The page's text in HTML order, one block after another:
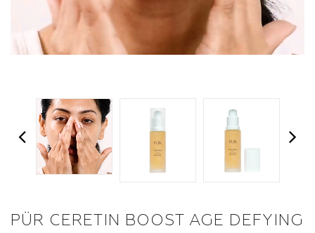
PÜR CERETIN BOOST AGE DEFYING